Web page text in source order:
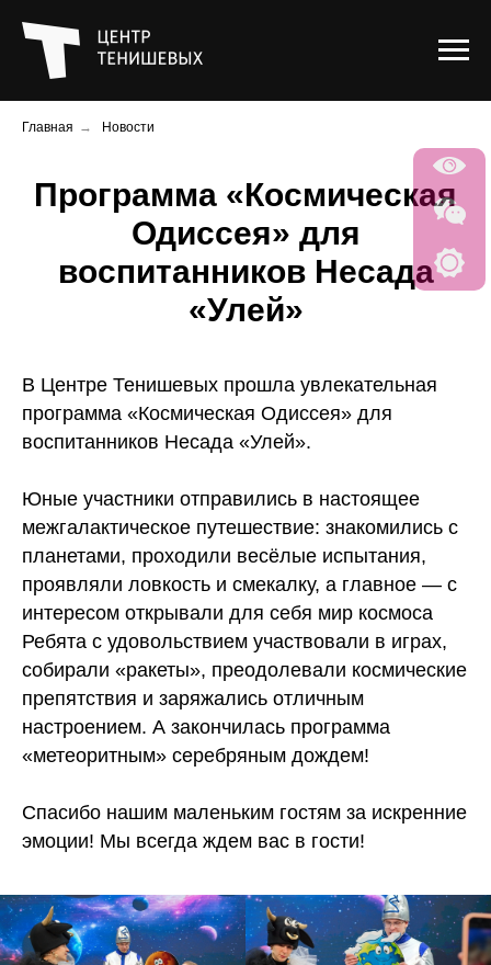
Главная → Новости
Программа «Космическая
Одиссея» для
воспитанников Несада
«Улей»
В Центре Тенишевых прошла увлекательная
программа «Космическая Одиссея» для
воспитанников Несада «Улей».
Юные участники отправились в настоящее
межгалактическое путешествие: знакомились с
планетами, проходили весёлые испытания,
проявляли ловкость и смекалку, а главное — с
интересом открывали для себя мир космоса
Ребята с удовольствием участвовали в играх,
собирали «ракеты», преодолевали космические
препятствия и заряжались отличным
настроением. А закончилась программа
«метеоритным» серебряным дождем!
Спасибо нашим маленьким гостям за искренние
эмоции! Мы всегда ждем вас в гости!